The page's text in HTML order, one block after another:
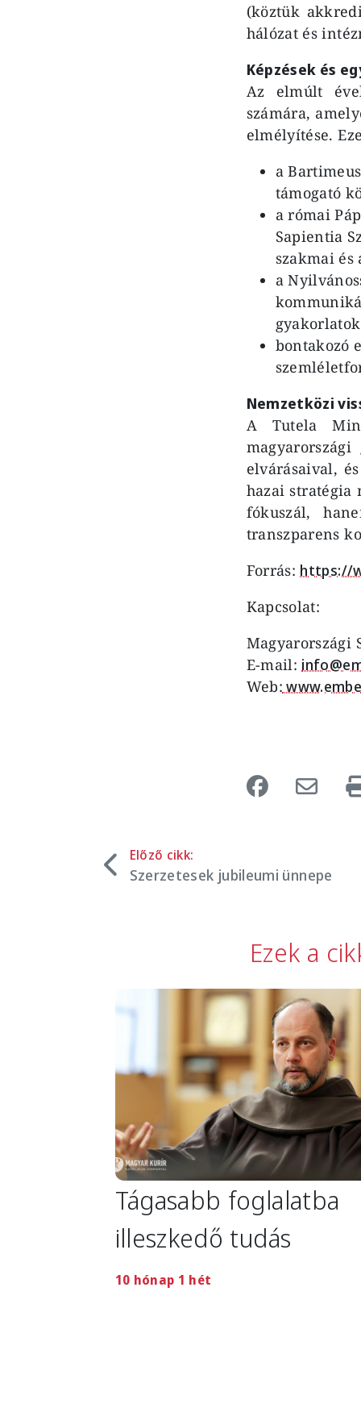
(köztük
hálózat és
Képzések és
Az elmúlt
számára,
elmélyítése.
a
támogató
a római
Sapientia
szakmai
a
bontakozó
Nemzetközi
A Tutela
magyarországi
elvárásaival,
hazai stratégia
fókuszál,
transzparens
Forrás: https://
Kapcsolat:
Magyarországi
E-mail:
Web:
Előző cikk:
Szerzetesek jubileumi ünnepe
Ezek a
Tágasabb foglalatba
illeszkedő tudás
10 hónap 1 hét